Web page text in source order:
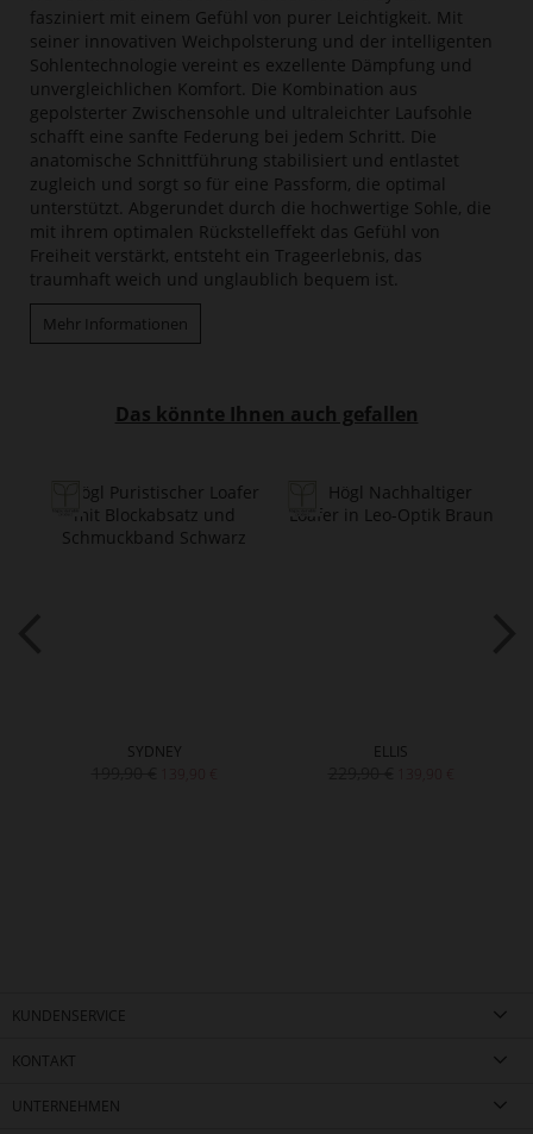
fasziniert mit einem Gefühl von purer Leichtigkeit. Mit
seiner innovativen Weichpolsterung und der intelligenten
Sohlentechnologie vereint es exzellente Dämpfung und
unvergleichlichen Komfort. Die Kombination aus
gepolsterter Zwischensohle und ultraleichter Laufsohle
schafft eine sanfte Federung bei jedem Schritt. Die
anatomische Schnittführung stabilisiert und entlastet
zugleich und sorgt so für eine Passform, die optimal
unterstützt. Abgerundet durch die hochwertige Sohle, die
mit ihrem optimalen Rückstelleffekt das Gefühl von
Freiheit verstärkt, entsteht ein Trageerlebnis, das
traumhaft weich und unglaublich bequem ist.
Mehr Informationen
Das könnte Ihnen auch gefallen
SYDNEY ELLIS
KUNDENSERVICE
KONTAKT
UNTERNEHMEN